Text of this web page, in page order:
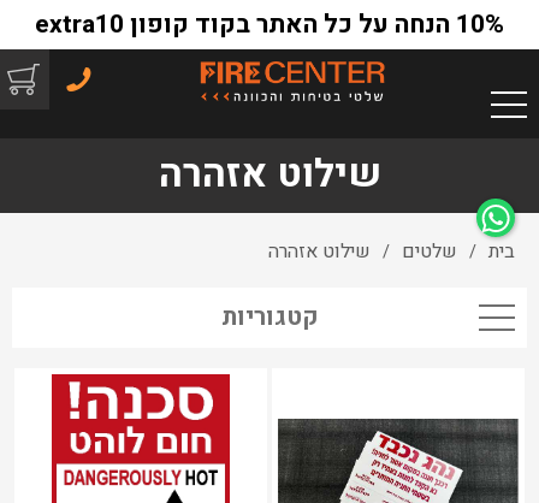
10% הנחה על כל האתר בקוד קופון extra10
שילוט אזהרה
בית / שלטים / שילוט אזהרה
קטגוריות